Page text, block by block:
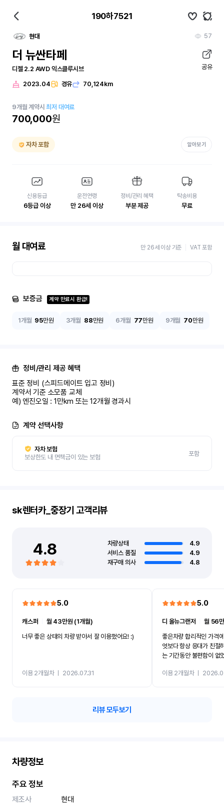
190하7521
현대 57
더 뉴싼타페
디젤 2.2 AWD 익스클루시브 공유
2023.04 경유 70,124km
9개월 계약시최저 대여료
700,000원
자차 포함 알아보기
신용등급
6등급 이상
운전연령
만 26세 이상
정비/관리 혜택
부분 제공
탁송비용
무료
월 대여료 만 26세 이상 기준 VAT 포함
보증금 계약 만료시 환급!
1개월 95만원 3개월 88만원 6개월 77만원 9개월 70만원
정비/관리 제공 혜택
표준 정비 (스피드메이트 입고 정비)
계약서 기준 소모품 교체
예) 엔진오일 : 1만km 또는 12개월 경과시
계약 선택사항
자차 보험
보상한도 내 면책금이 있는 보험
포함
sk렌터카_중장기 고객리뷰
4.8 차량상태
4.9
서비스 품질
4.9
재구매 의사
4.8
5.0
캐스퍼
월 43만원 (1개월)
너무 좋은 상태의 차량 받아서 잘 이용했어요! :)
이용 2개월차ㅣ 2026.07.31
5.0
디 올뉴그랜저 ㅣ월 56
좋은차량 합리적인 가격
엇보다 항상 응대가 친절
는 기간동안 불편함이 없
카 렌트 고민없이 강추합
이용 2개월차ㅣ
리뷰 모두보기
차량정보
주요 정보
제조사
현대